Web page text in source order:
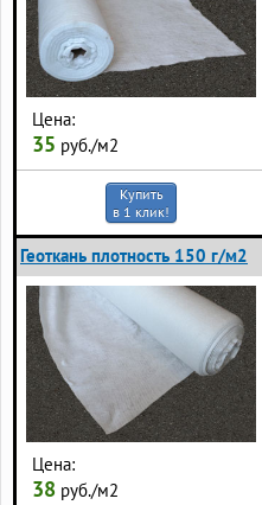
Цена:
35 руб./м2
Купить
в 1 клик!
Геоткань плотность 150 г/м2
Цена:
38 руб./м2